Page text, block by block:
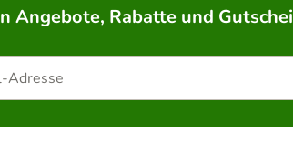
Angebote, Rabatte und